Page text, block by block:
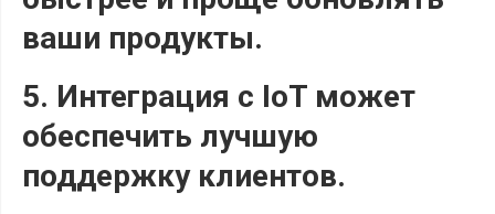
ваши продукты.
5. Интеграция с IoT может
обеспечить лучшую
поддержку клиентов.